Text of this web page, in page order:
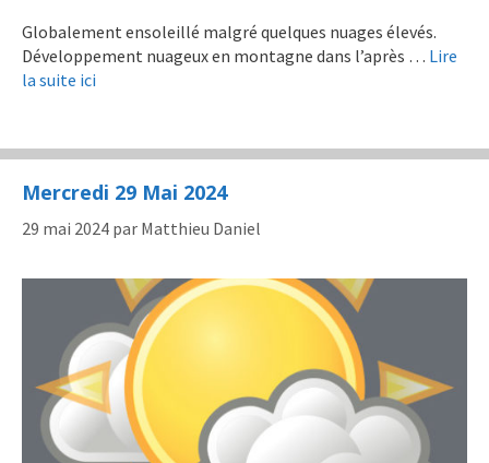
Globalement ensoleillé malgré quelques nuages élevés.
Développement nuageux en montagne dans l’après … Lire
la suite ici
Mercredi 29 Mai 2024
29 mai 2024 par Matthieu Daniel